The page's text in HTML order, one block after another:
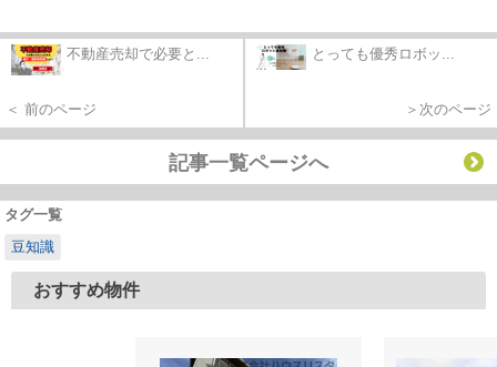
不動産売却で必要と...
＜ 前のページ
とっても優秀ロボッ...
＞次のページ
記事一覧ページへ
タグ一覧
豆知識
おすすめ物件